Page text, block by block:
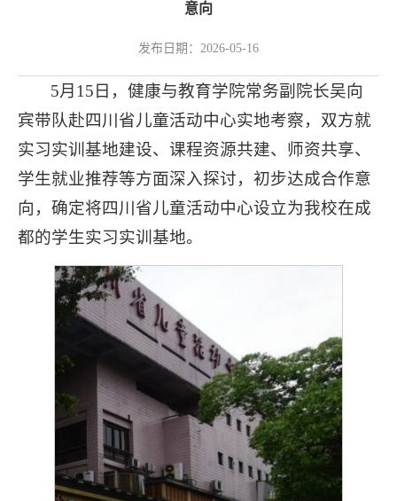
意向
发布日期：2026-05-16
5月15日，健康与教育学院常务副院长吴向
宾带队赴四川省儿童活动中心实地考察，双方就
实习实训基地建设、课程资源共建、师资共享、
学生就业推荐等方面深入探讨，初步达成合作意
向，确定将四川省儿童活动中心设立为我校在成
都的学生实习实训基地。